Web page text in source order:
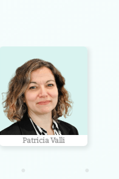
Mariano Gorodisch